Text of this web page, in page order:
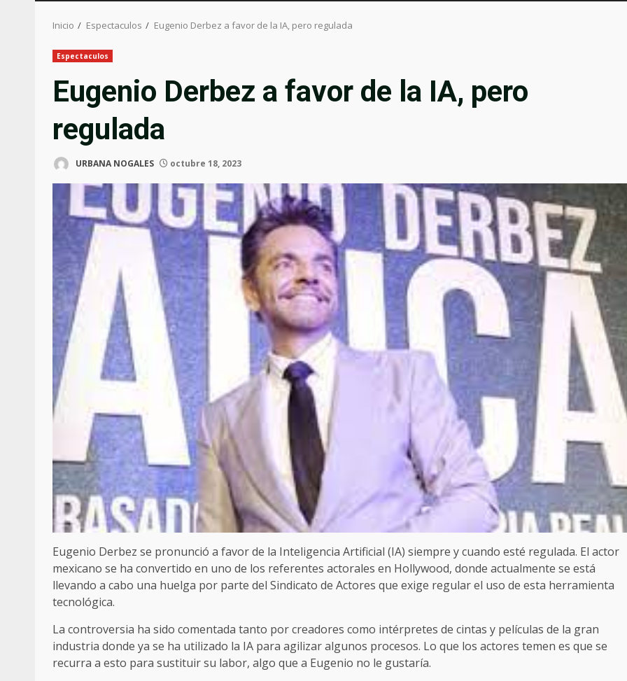
Inicio Espectaculos Eugenio Derbez a favor de la IA, pero regulada
Espectaculos
Eugenio Derbez a favor de la IA, pero
regulada
URBANA NOGALES octubre 18, 2023
Eugenio Derbez se pronunció a favor de la Inteligencia Artificial (IA) siempre y cuando esté regulada. El actor
mexicano se ha convertido en uno de los referentes actorales en Hollywood, donde actualmente se está
llevando a cabo una huelga por parte del Sindicato de Actores que exige regular el uso de esta herramienta
tecnológica.
La controversia ha sido comentada tanto por creadores como intérpretes de cintas y películas de la gran
industria donde ya se ha utilizado la IA para agilizar algunos procesos. Lo que los actores temen es que se
recurra a esto para sustituir su labor, algo que a Eugenio no le gustaría.